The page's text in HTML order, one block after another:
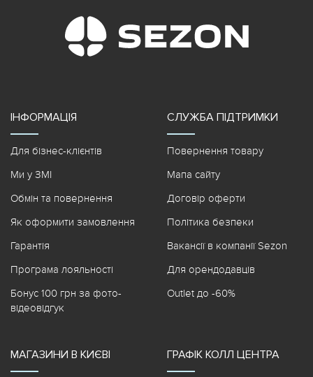
ІНФОРМАЦІЯ
Для бізнес-клієнтів
Ми у ЗМІ
Обмін та повернення
Як оформити замовлення
Гарантія
Програма лояльності
Бонус 100 грн за фото-
відеовідгук
СЛУЖБА ПІДТРИМКИ
Повернення товару
Мапа сайту
Договір оферти
Політика безпеки
Вакансії в компанії Sezon
Для орендодавців
Outlet до -60%
МАГАЗИНИ В КИЄВІ ГРАФІК КОЛЛ ЦЕНТРА